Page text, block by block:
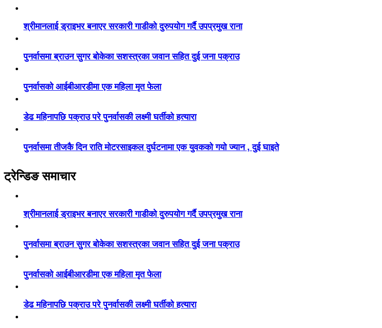
श्रीमानलाई ड्राइभर बनाएर सरकारी गाडीको दुरुपयोग गर्दै उपप्रमुख राना
पुनर्वासमा ब्राउन सुगर बोकेका सशस्त्रका जवान सहित दुई जना पक्राउ
पुनर्वासको आईबीआरडीमा एक महिला मृत फेला
डेढ महिनापछि पक्राउ परे पुनर्वासकी लक्ष्मी घर्तीको हत्यारा
पुनर्वासमा तीजकै दिन राति मोटरसाइकल दुर्घटनामा एक युवकको गयो ज्यान , दुई घाइते
ट्रेन्डिङ समाचार
श्रीमानलाई ड्राइभर बनाएर सरकारी गाडीको दुरुपयोग गर्दै उपप्रमुख राना
पुनर्वासमा ब्राउन सुगर बोकेका सशस्त्रका जवान सहित दुई जना पक्राउ
पुनर्वासको आईबीआरडीमा एक महिला मृत फेला
डेढ महिनापछि पक्राउ परे पुनर्वासकी लक्ष्मी घर्तीको हत्यारा